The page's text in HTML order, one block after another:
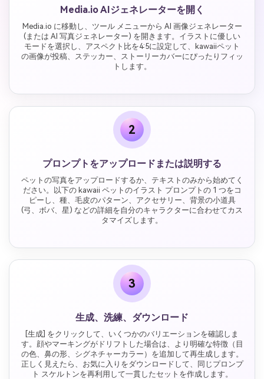
Media.io AIジェネレーターを開く
Media.io に移動し、ツール メニューから AI 画像ジェネレーター
(または AI 写真ジェネレーター) を開きます。イラストに優しい
モードを選択し、アスペクト比を4:5に設定して、kawaiiペット
の画像が投稿、ステッカー、ストーリーカバーにぴったりフィッ
トします。
2
プロンプトをアップロードまたは説明する
ペットの写真をアップロードするか、テキストのみから始めてく
ださい。以下の kawaii ペットのイラスト プロンプトの 1 つをコ
ピーし、種、毛皮のパターン、アクセサリー、背景の小道具
(弓、ボバ、星) などの詳細を自分のキャラクターに合わせてカス
タマイズします。
3
生成、洗練、ダウンロード
[生成] をクリックして、いくつかのバリエーションを確認しま
す。顔やマーキングがドリフトした場合は、より明確な特徴（目
の色、鼻の形、シグネチャーカラー）を追加して再生成します。
正しく見えたら、お気に入りをダウンロードして、同じプロンプ
ト スケルトンを再利用して一貫したセットを作成します。